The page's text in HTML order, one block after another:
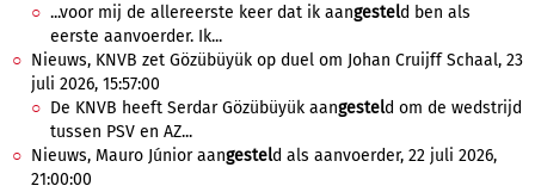
...voor mij de allereerste keer dat ik aangesteld ben als
eerste aanvoerder. Ik...
Nieuws, KNVB zet Gözübüyük op duel om Johan Cruijff Schaal, 23
juli 2026, 15:57:00
De KNVB heeft Serdar Gözübüyük aangesteld om de wedstrijd
tussen PSV en AZ...
Nieuws, Mauro Júnior aangesteld als aanvoerder, 22 juli 2026,
21:00:00